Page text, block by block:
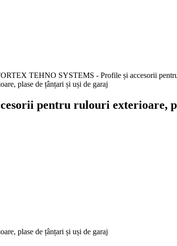
TEHNO SYSTEMS - Profile și accesorii
pentru rulouri exterioare,